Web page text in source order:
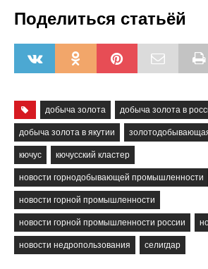
Поделиться статьёй
добыча золота добыча золота в
добыча золота в якутии
кючус кючусский кластер
новости горнодобывающей промышленности
новости горной промышленности
новости горной промышленности россии
новости недропользования селигдар